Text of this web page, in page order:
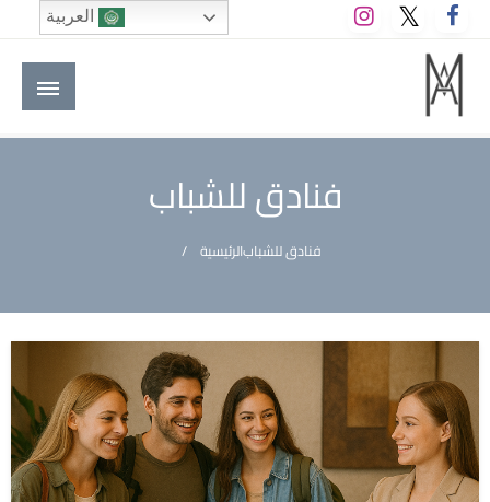
التخطي
إلى
المحتوى
M A hotels | إم ايه هوتيلز
الموقع الأول للعاملين في الفنادق في العالم العربي
فنادق للشباب
الرئيسيةفنادق للشباب
العربية